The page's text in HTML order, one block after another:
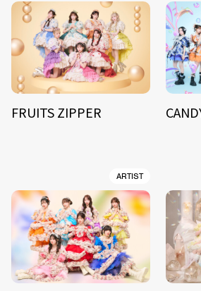
FRUITS ZIPPER
ARTIST